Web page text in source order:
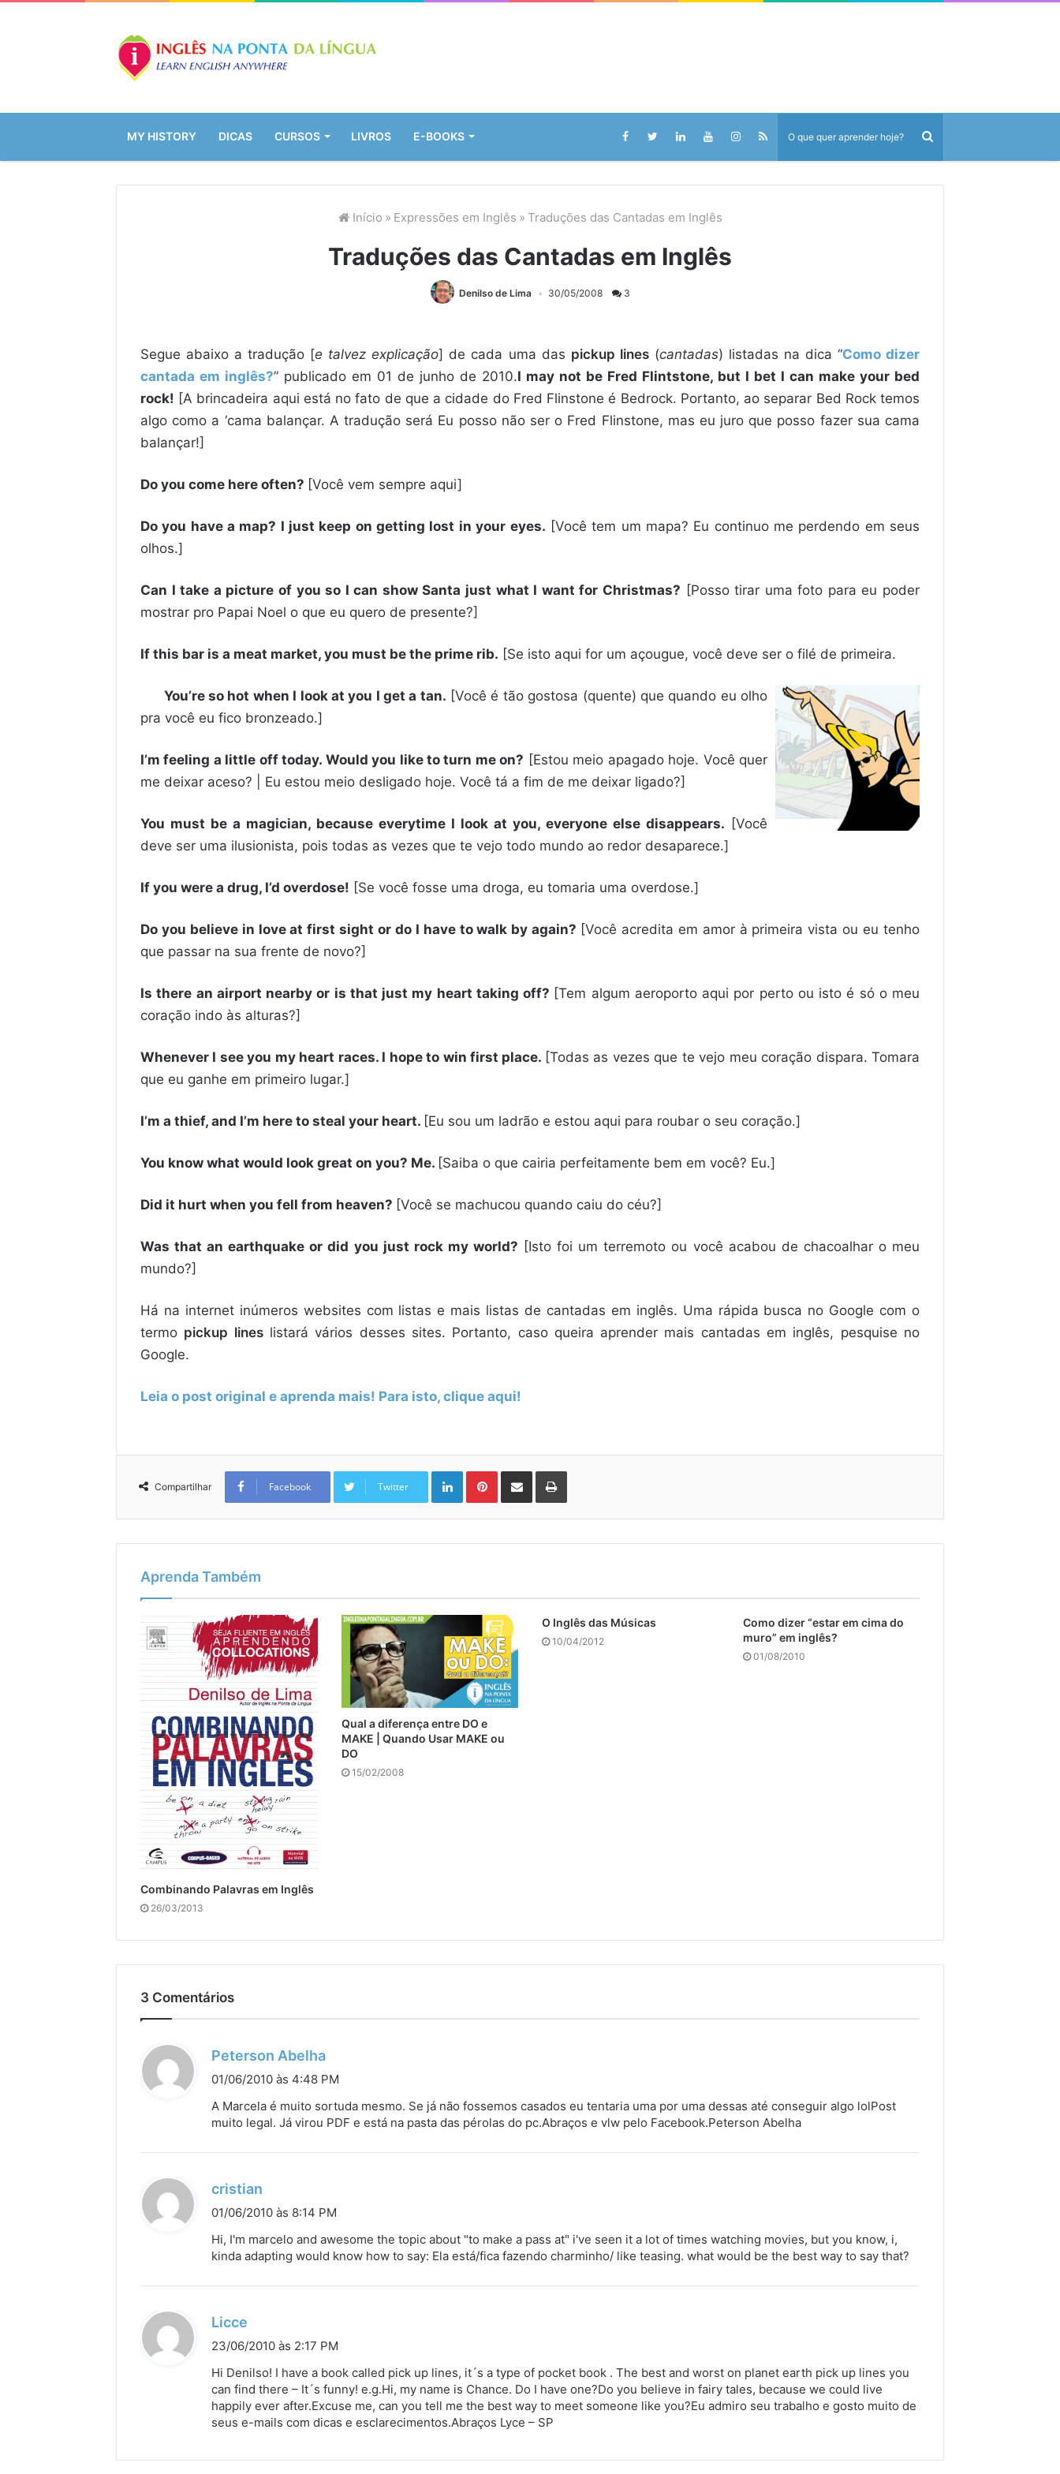
MY HISTORY DICAS CURSOS LIVROS E-BOOKS
Início » Expressões em Inglês » Traduções das Cantadas em Inglês
Traduções das Cantadas em Inglês
Denilso de Lima 30/05/2008 3
Segue abaixo a tradução [e talvez explicação] de cada uma das pickup lines(cantadas) listadas na dica “Como dizer
cantada em inglês?” publicado em 01 de junho de 2010.I may not be Fred Flintstone, but I bet I can make your bed
rock! [A brincadeira aqui está no fato de que a cidade do Fred Flinstone é Bedrock. Portanto, ao separar Bed Rock temos
algo como a ‘cama balançar. A tradução será Eu posso não ser o Fred Flinstone, mas eu juro que posso fazer sua cama
balançar!]
Do you come here often? [Você vem sempre aqui]
Do you have a map? I just keep on getting lost in your eyes. [Você tem um mapa? Eu continuo me perdendo em seus
olhos.]
Can I take a picture of you so I can show Santa just what I want for Christmas? [Posso tirar uma foto para eu poder
mostrar pro Papai Noel o que eu quero de presente?]
If this bar is a meat market, you must be the prime rib. [Se isto aqui for um açougue, você deve ser o filé de primeira.
You’re so hot when I look at you I get a tan. [Você é tão gostosa (quente) que quando eu olho
pra você eu fico bronzeado.]
I’m feeling a little off today. Would you like to turn me on? [Estou meio apagado hoje. Você quer
me deixar aceso? | Eu estou meio desligado hoje. Você tá a fim de me deixar ligado?]
You must be a magician, because everytime I look at you, everyone else disappears. [Você
deve ser uma ilusionista, pois todas as vezes que te vejo todo mundo ao redor desaparece.]
If you were a drug, I’d overdose! [Se você fosse uma droga, eu tomaria uma overdose.]
Do you believe in love at first sight or do I have to walk by again? [Você acredita em amor à primeira vista ou eu tenho
que passar na sua frente de novo?]
Is there an airport nearby or is that just my heart taking off? [Tem algum aeroporto aqui por perto ou isto é só o meu
coração indo às alturas?]
Whenever I see you my heart races. I hope to win first place. [Todas as vezes que te vejo meu coração dispara. Tomara
que eu ganhe em primeiro lugar.]
I’m a thief, and I’m here to steal your heart. [Eu sou um ladrão e estou aqui para roubar o seu coração.]
You know what would look great on you? Me. [Saiba o que cairia perfeitamente bem em você? Eu.]
Did it hurt when you fell from heaven? [Você se machucou quando caiu do céu?]
Was that an earthquake or did you just rock my world? [Isto foi um terremoto ou você acabou de chacoalhar o meu
mundo?]
Há na internet inúmeros websites com listas e mais listas de cantadas em inglês. Uma rápida busca no Google com o
termo pickup lineslistará vários desses sites. Portanto, caso queira aprender mais cantadas em inglês, pesquise no
Google.
Leia o post original e aprenda mais! Para isto, clique aqui!
Compartilhar Facebook Twitter
LinkedinPinterest
Compartilhar via e-mail Imprimir
Aprenda Também
Combinando Palavras em Inglês
26/03/2013
Qual a diferença entre DO e
MAKE | Quando Usar MAKE ou
DO
15/02/2008
O Inglês das Músicas
10/04/2012
Como dizer “estar em cima do
muro” em inglês?
01/08/2010
3 Comentários
Peterson Abelha
i
s
01/06/2010 às 4:48 PM
A Marcela é muito sortuda mesmo. Se já não fossemos casados eu tentaria uma por uma dessas até conseguir algo lolPost
muito legal. Já virou PDF e está na pasta das pérolas do pc.Abraços e vlw pelo Facebook.Peterson Abelha
cristian
i
s
01/06/2010 às 8:14 PM
Hi, I'm marcelo and awesome the topic about "to make a pass at" i've seen it a lot of times watching movies, but you know, i,
kinda adapting would know how to say: Ela está/fica fazendo charminho/ like teasing. what would be the best way to say that?
Licce
i
s
e
:
23/06/2010 às 2:17 PM
Hi Denilso! I have a book called pick up lines, it´s a type of pocket book . The best and worst on planet earth pick up lines you
can find there – It´s funny! e.g.Hi, my name is Chance. Do I have one?Do you believe in fairy tales, because we could live
happily ever after.Excuse me, can you tell me the best way to meet someone like you?Eu admiro seu trabalho e gosto muito de
seus e-mails com dicas e esclarecimentos.Abraços Lyce – SP